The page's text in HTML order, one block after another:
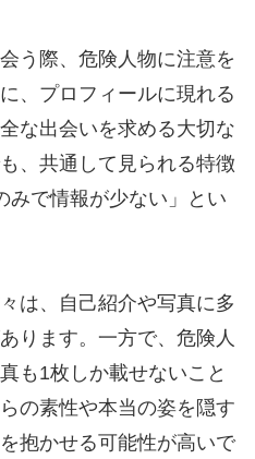
う際、危険人物に注意を
、プロフィールに現れる
な出会いを求める大切な
、共通して見られる特徴
みで情報が少ない」とい
は、自己紹介や写真に多
ります。一方で、危険人
も1枚しか載せないこと
の素性や本当の姿を隠す
抱かせる可能性が高いで